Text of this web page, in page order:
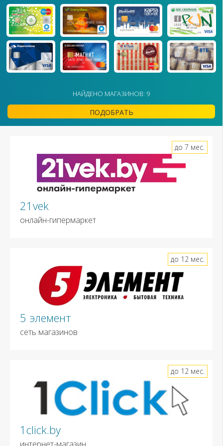
НАЙДЕНО МАГАЗИНОВ: 9
ПОДОБРАТЬ
21vek
онлайн-гипермаркет
до 7 мес.
5 элемент
сеть магазинов
до 12 мес.
1click.by
до 12 мес.